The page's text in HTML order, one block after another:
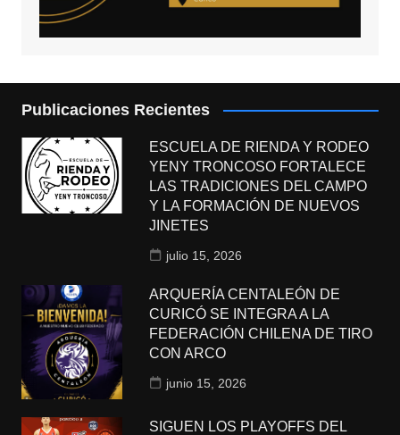
Publicaciones Recientes
ESCUELA DE RIENDA Y RODEO
YENY TRONCOSO FORTALECE
LAS TRADICIONES DEL CAMPO
Y LA FORMACIÓN DE NUEVOS
JINETES
julio 15, 2026
ARQUERÍA CENTALEÓN DE
CURICÓ SE INTEGRA A LA
FEDERACIÓN CHILENA DE TIRO
CON ARCO
junio 15, 2026
SIGUEN LOS PLAYOFFS DEL